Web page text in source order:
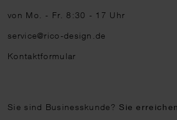
von Mo. - Fr. 8:30 - 17 Uhr
service@rico-design.de
Kontaktformular
Sie sind Businesskunde?Sie